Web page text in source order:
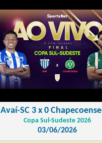
Avaí-SC 3 x 0
Copa Sul-Sudeste 2026
03/06/2026